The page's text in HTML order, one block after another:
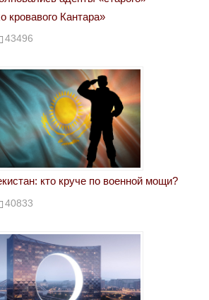
кровавого Кантара»
43496
кто круче по военной мощи?
40833